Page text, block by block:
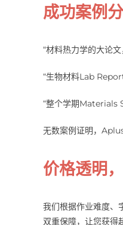
成功案例
“材料热力学的大论
“生物材料Lab
“整个学期Materials
无数案例证明，
价格透明
我们根据作业难度、
双重保障，让您获得